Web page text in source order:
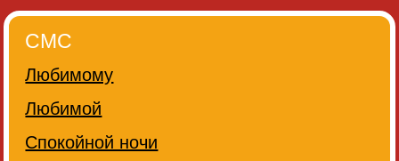
СМС
Любимому
Любимой
Спокойной ночи